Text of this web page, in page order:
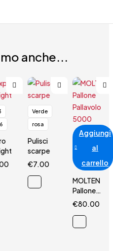
anche...
Verde
rosa
Pulisci
scarpe
€7.00
Aggiungi
al
carrello
MOLTEN
Pallone
Pallavolo
€80.00